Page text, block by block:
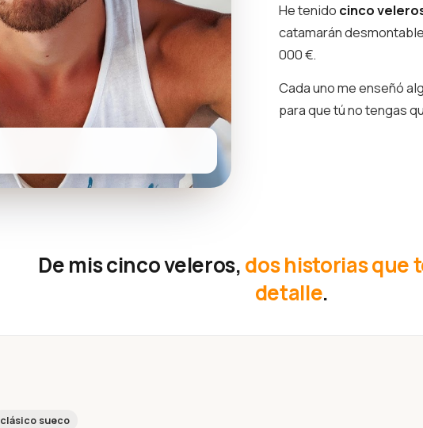
He tenido cinco
catamarán
000 €.
Cada uno me enseñó
para que tú no tengas
De mis cinco veleros,dos historias que
detalle.
clásico sueco